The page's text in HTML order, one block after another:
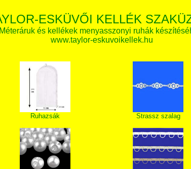
ESKÜVŐI KELLÉK
Méteráruk és kellékek menyasszonyi ruhák
www.taylor-eskuvoikellek.hu
Ruhazsák Strassz szalag